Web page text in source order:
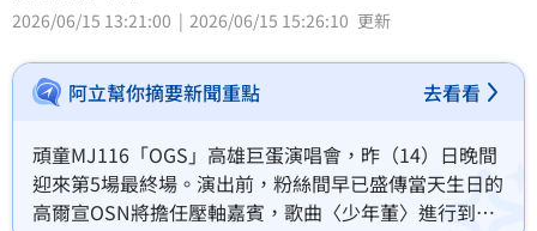
2026/06/15 13:21:00
2026/06/15 15:26:10 更新
阿立幫你摘要新聞重點 去看看
頑童MJ116「OGS」高雄巨蛋演唱會，昨（14）日晚間
迎來第5場最終場。演出前，粉絲間早已盛傳當天生日的
高爾宣OSN將擔任壓軸嘉賓，歌曲〈少年董〉進行到一